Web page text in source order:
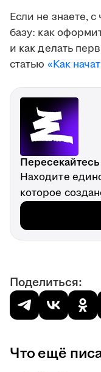
Если не знаете,
базу: как
и как делать
статью «Как
Находите
которое
Поделиться:
Что ещё